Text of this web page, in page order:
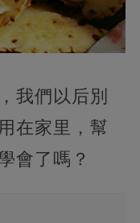
我們以后別
在家里，幫
會了嗎？